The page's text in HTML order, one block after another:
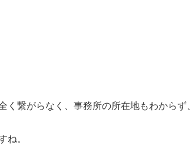
繋がらなく、事務所の所在地もわからず、
ね。